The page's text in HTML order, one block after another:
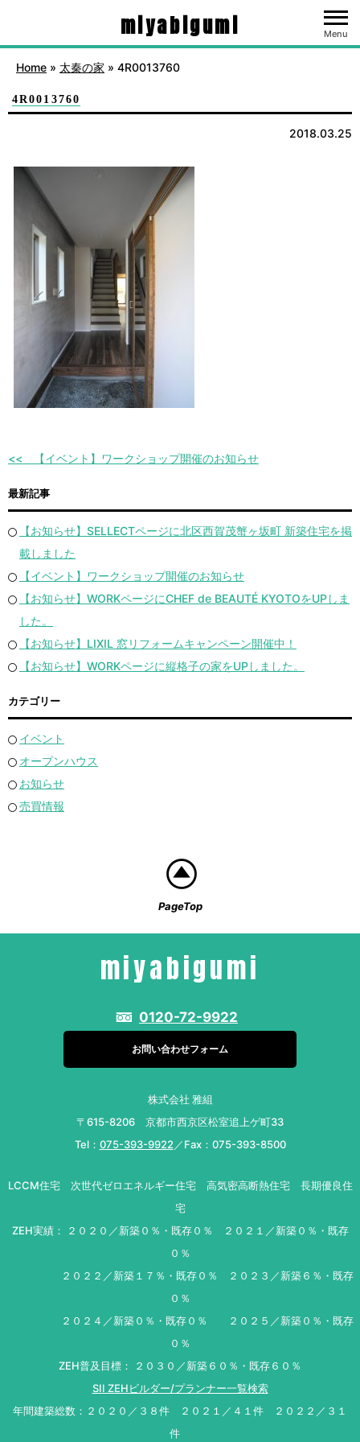
miyabigumi Menu
Home » 太秦の家 » 4R0013760
4R0013760
2018.03.25
【イベント】ワークショップ開催のお知らせ
最新記事
【お知らせ】SELLECTページに北区西賀茂蟹ヶ坂町 新築住宅を掲
載しました
【イベント】ワークショップ開催のお知らせ
【お知らせ】WORKページにCHEF de BEAUTÉ KYOTOをUPしま
した。
【お知らせ】LIXIL 窓リフォームキャンペーン開催中！
【お知らせ】WORKページに縦格子の家をUPしました。
カテゴリー
イベント
オープンハウス
お知らせ
売買情報
PageTop
miyabigumi
0120-72-9922
お問い合わせフォーム
株式会社 雅組
〒615-8206 京都市西京区松室追上ゲ町33
Tel： 075-393-9922 ／Fax：075-393-8500
LCCM住宅 次世代ゼロエネルギー住宅 高気密高断熱住宅 長期優良住
宅
ZEH実績： ２０２０／新築０％・既存０％ ２０２１／新築０％・既存
０％
２０２２／新築１７％・既存０％ ２０２３／新築６％・既存
０％
２０２４／新築０％・既存０％ ２０２５／新築０％・既存
０％
ZEH普及目標： ２０３０／新築６０％・既存６０％
SII ZEHビルダー/プランナー一覧検索
年間建築総数：２０２０／３８件 ２０２１／４１件 ２０２２／３１
件